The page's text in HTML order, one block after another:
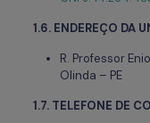
1.6. ENDEREÇO DA
R. Professor
Olinda – PE
1.7. TELEFONE DE